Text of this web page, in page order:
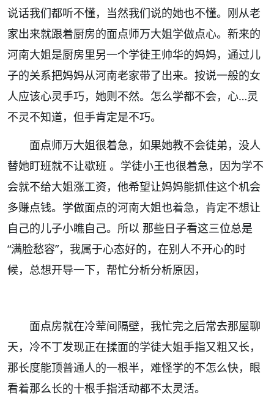
说话我们都听不懂，当然我们说的她也不懂。刚从老
家出来就跟着厨房的面点师万大姐学做点心。新来的
河南大姐是厨房里另一个学徒王帅华的妈妈，通过儿
子的关系把妈妈从河南老家带了出来。按说一般的女
人应该心灵手巧，她则不然。怎么学都不会，心…灵
不灵不知道，但手肯定是不巧。
面点师万大姐很着急，如果她教不会徒弟，没人
替她盯班就不让歇班 。学徒小王也很着急，因为学不
会就不给大姐涨工资，他希望让妈妈能抓住这个机会
多赚点钱。学做面点的河南大姐也着急，肯定不想让
自己的儿子小瞧自己。所以 那些日子看这三位总是
“满脸愁容”，我属于心态好的，在别人不开心的时
候，总想开导一下，帮忙分析分析原因，
面点房就在冷荤间隔壁，我忙完之后常去那屋聊
天，冷不丁发现正在揉面的学徒大姐手指又粗又长，
那长度能顶普通人的一根半，难怪学的不怎么快，眼
看着那么长的十根手指活动都不太灵活。